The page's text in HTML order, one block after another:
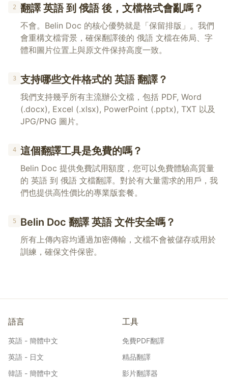
2 翻譯 英語 到 俄語 後，文檔格式會亂嗎？
不會。Belin Doc 的核心優勢就是「保留排版」。我們
會重構文檔背景，確保翻譯後的 俄語 文檔在佈局、字
體和圖片位置上與原文件保持高度一致。
3 支持哪些文件格式的 英語 翻譯？
我們支持幾乎所有主流辦公文檔，包括 PDF, Word
(.docx), Excel (.xlsx), PowerPoint (.pptx), TXT 以及
JPG/PNG 圖片。
4 這個翻譯工具是免費的嗎？
Belin Doc 提供免費試用額度，您可以免費體驗高質量
的 英語 到 俄語 文檔翻譯。對於有大量需求的用戶，我
們也提供高性價比的專業版套餐。
5 Belin Doc 翻譯 英語 文件安全嗎？
所有上傳內容均通過加密傳輸，文檔不會被儲存或用於
訓練，確保文件保密。
語言
英語 - 簡體中文
英語 - 日文
韓語 - 簡體中文
工具
免費PDF翻譯
精品翻譯
影片翻譯器